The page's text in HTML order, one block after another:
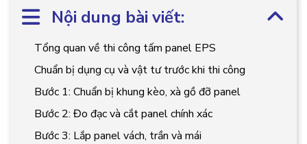
Nội dung bài viết:
Tổng quan về thi công tấm panel EPS
Chuẩn bị dụng cụ và vật tư trước khi thi công
Bước 1: Chuẩn bị khung kèo, xà gồ đỡ panel
Bước 2: Đo đạc và cắt panel chính xác
Bước 3: Lắp panel vách, trần và mái